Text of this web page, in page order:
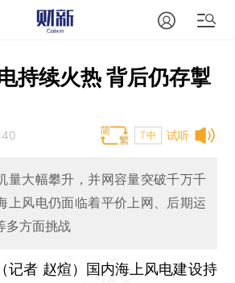
持续火热 背后仍存掣
试听
T中
量大幅攀升，并网容量突破千万千
上风电仍面临着平价上网、后期运
多方面挑战
记者 赵煊）
国内海上风电建设持